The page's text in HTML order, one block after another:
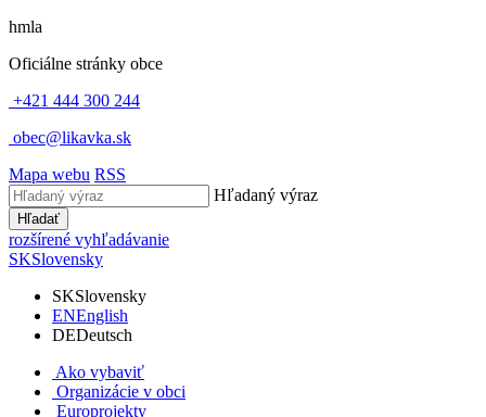
hmla
Oficiálne stránky obce
+421 444 300 244
obec@likavka.sk
Mapa webu RSS
Hľadaný výraz
Hľadať
rozšírené vyhľadávanie
SKSlovensky
SKSlovensky
ENEnglish
DEDeutsch
Ako vybaviť
Organizácie v obci
Europrojekty